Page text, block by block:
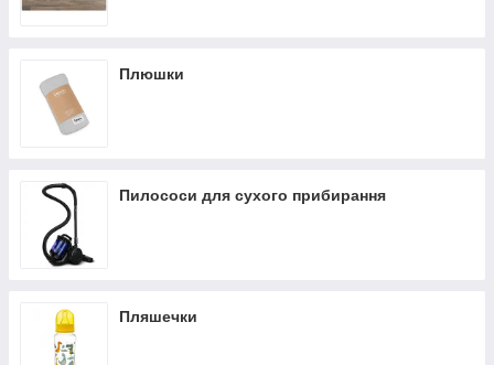
Плюшки
Пилососи для сухого прибирання
Пляшечки